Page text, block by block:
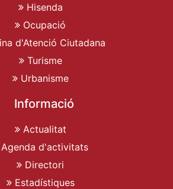
Hisenda
Ocupació
d'Atenció Ciutadana
Turisme
Urbanisme
Informació
Actualitat
d'activitats
Directori
Estadístiques